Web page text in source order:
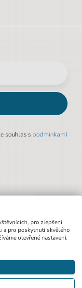
souhlas s podmínkami
pro zlepšení
a pro poskytnutí skvělého
otevřené nastavení.